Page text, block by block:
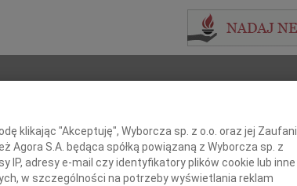
Imię i nazwisko lub numer ogłoszenia:
+ szukanie zaawansowane
klikając "Akceptuję", Wyborcza sp. z o.o. oraz jej Zaufani
Agora S.A. będąca spółką powiązaną z Wyborcza sp. z
IP, adresy e-mail czy identyfikatory plików cookie lub inne
w szczególności na potrzeby wyświetlania reklam